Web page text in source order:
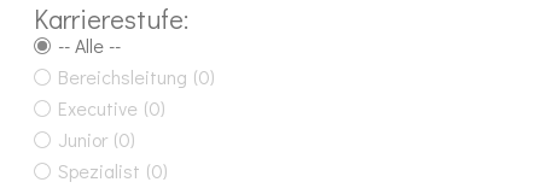
Karrierestufe:
-- Alle --
Bereichsleitung (0)
Executive (0)
Junior (0)
Spezialist (0)